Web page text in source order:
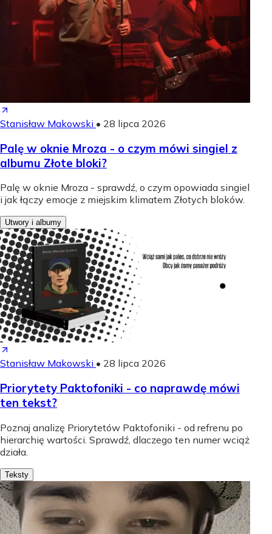
Stanisław Makowski • 28 lipca 2026
Palę w oknie Mroza - o czym mówi singiel z
albumu Złote bloki?
Palę w oknie Mroza - sprawdź, o czym opowiada singiel
i jak łączy emocje z miejskim klimatem Złotych bloków.
Utwory i albumy
Stanisław Makowski • 28 lipca 2026
Priorytety Paktofoniki - co naprawdę mówi
ten tekst?
Poznaj analizę Priorytetów Paktofoniki - od refrenu po
hierarchię wartości. Sprawdź, dlaczego ten numer wciąż
działa.
Teksty